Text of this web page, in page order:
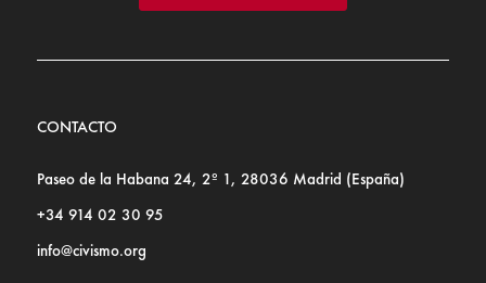
CONTACTO
Paseo de la Habana 24, 2º 1, 28036 Madrid (España)
+34 914 02 30 95
info@civismo.org